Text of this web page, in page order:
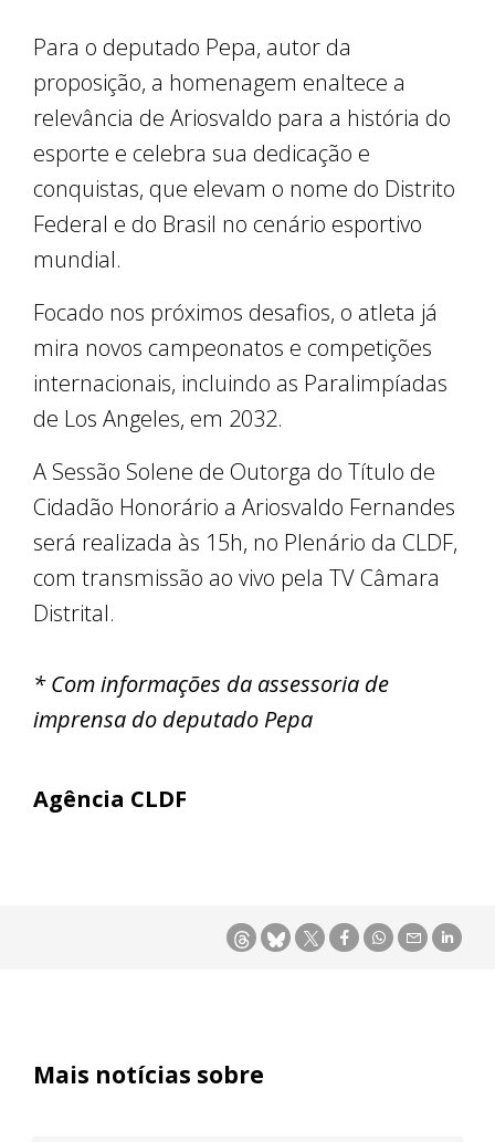
Para o deputado Pepa, autor da
proposição, a homenagem enaltece a
relevância de Ariosvaldo para a história do
esporte e celebra sua dedicação e
conquistas, que elevam o nome do Distrito
Federal e do Brasil no cenário esportivo
mundial.
Focado nos próximos desafios, o atleta já
mira novos campeonatos e competições
internacionais, incluindo as Paralimpíadas
de Los Angeles, em 2032.
A Sessão Solene de Outorga do Título de
Cidadão Honorário a Ariosvaldo Fernandes
será realizada às 15h, no Plenário da CLDF,
com transmissão ao vivo pela TV Câmara
Distrital.
* Com informações da assessoria de
imprensa do deputado Pepa
Agência CLDF
Mais notícias sobre